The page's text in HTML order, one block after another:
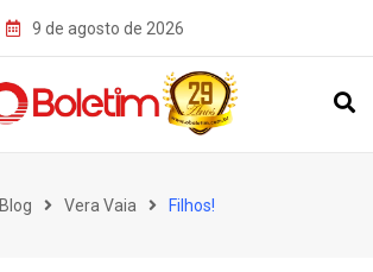
9 de agosto de 2026
Blog Vera Vaia Filhos!